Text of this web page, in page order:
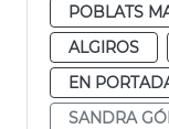
POBLATS
ALGIROS
EN
SANDRA